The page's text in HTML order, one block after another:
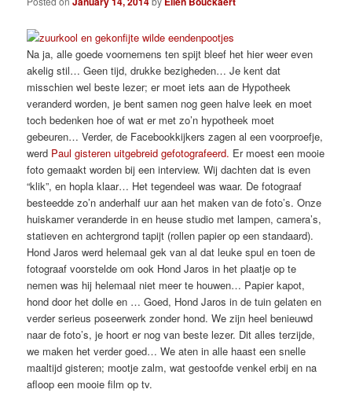
Na ja, alle goede voornemens ten spijt bleef het hier weer even
akelig stil… Geen tijd, drukke bezigheden… Je kent dat
misschien wel beste lezer; er moet iets aan de Hypotheek
veranderd worden, je bent samen nog geen halve leek en moet
toch bedenken hoe of wat er met zo’n hypotheek moet
gebeuren… Verder, de Facebookkijkers zagen al een voorproefje,
werd Paul gisteren uitgebreid gefotografeerd. Er moest een mooie
foto gemaakt worden bij een interview. Wij dachten dat is even
“klik”, en hopla klaar… Het tegendeel was waar. De fotograaf
besteedde zo’n anderhalf uur aan het maken van de foto’s. Onze
huiskamer veranderde in en heuse studio met lampen, camera’s,
statieven en achtergrond tapijt (rollen papier op een standaard).
Hond Jaros werd helemaal gek van al dat leuke spul en toen de
fotograaf voorstelde om ook Hond Jaros in het plaatje op te
nemen was hij helemaal niet meer te houwen… Papier kapot,
hond door het dolle en … Goed, Hond Jaros in de tuin gelaten en
verder serieus poseerwerk zonder hond. We zijn heel benieuwd
naar de foto’s, je hoort er nog van beste lezer. Dit alles terzijde,
we maken het verder goed… We aten in alle haast een snelle
maaltijd gisteren; mootje zalm, wat gestoofde venkel erbij en na
afloop een mooie film op tv.